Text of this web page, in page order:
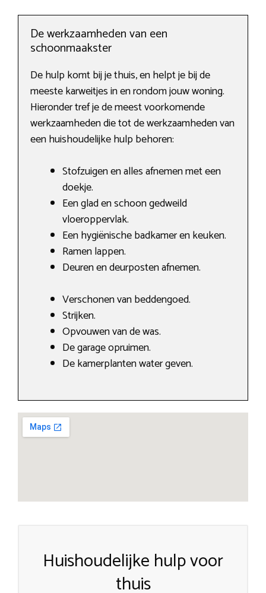
De werkzaamheden van een
schoonmaakster
De hulp komt bij je thuis, en helpt je bij de
meeste karweitjes in en rondom jouw woning.
Hieronder tref je de meest voorkomende
werkzaamheden die tot de werkzaamheden van
een huishoudelijke hulp behoren:
Stofzuigen en alles afnemen met een
doekje.
Een glad en schoon gedweild
vloeroppervlak.
Een hygiënische badkamer en keuken.
Ramen lappen.
Deuren en deurposten afnemen.
Verschonen van beddengoed.
Strijken.
Opvouwen van de was.
De garage opruimen.
De kamerplanten water geven.
Huishoudelijke hulp voor
thuis